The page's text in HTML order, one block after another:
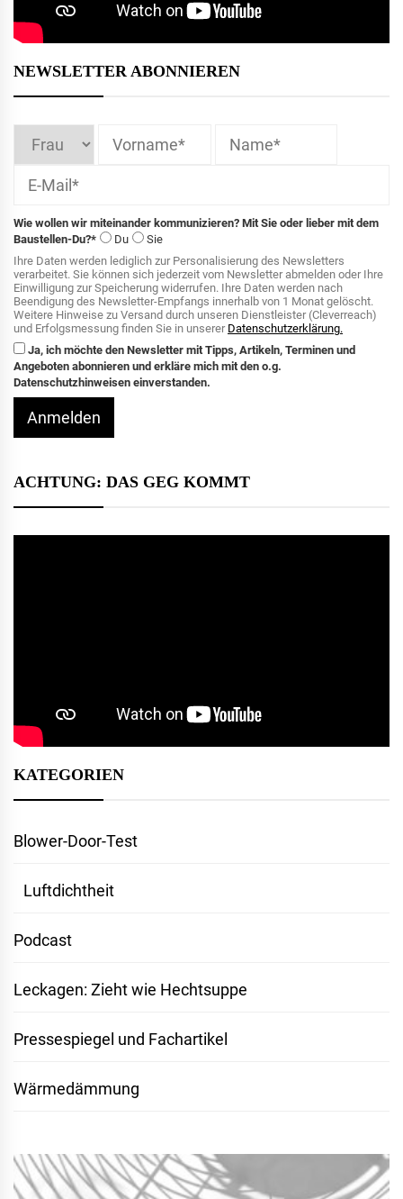
NEWSLETTER ABONNIEREN
Wie wollen wir miteinander kommunizieren? Mit Sie oder lieber mit dem
Baustellen-Du?*
Du
Sie
Ihre Daten werden lediglich zur Personalisierung des Newsletters
verarbeitet. Sie können sich jederzeit vom Newsletter abmelden oder Ihre
Einwilligung zur Speicherung widerrufen. Ihre Daten werden nach
Beendigung des Newsletter-Empfangs innerhalb von 1 Monat gelöscht.
Weitere Hinweise zu Versand durch unseren Dienstleister (Cleverreach)
und Erfolgsmessung finden Sie in unserer Datenschutzerklärung.
Ja, ich möchte den Newsletter mit Tipps, Artikeln, Terminen und
Angeboten abonnieren und erkläre mich mit den o.g.
Datenschutzhinweisen einverstanden.
Anmelden
ACHTUNG: DAS GEG KOMMT
KATEGORIEN
Blower-Door-Test
Luftdichtheit
Podcast
Leckagen: Zieht wie Hechtsuppe
Pressespiegel und Fachartikel
Wärmedämmung